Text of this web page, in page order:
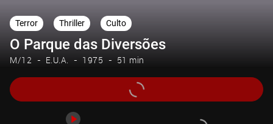
Terror Thriller Culto
O Parque das Diversões
M/12 E.U.A. 1975 51 min